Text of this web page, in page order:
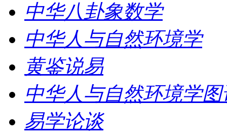
中华八卦象数学
中华人与自然环境学
黄鉴说易
中华人与自然环境学图
易学论谈